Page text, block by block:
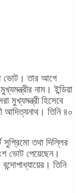
ভোট। তার আগে
নাম। ইন্ডিয়া
মুখ্যমন্ত্রী হিসেবে
আদিত্যনাথ। তিনি ৪০
সুপ্রিমো তথা দিল্লির
ভোট পেয়েছেন।
তিনি